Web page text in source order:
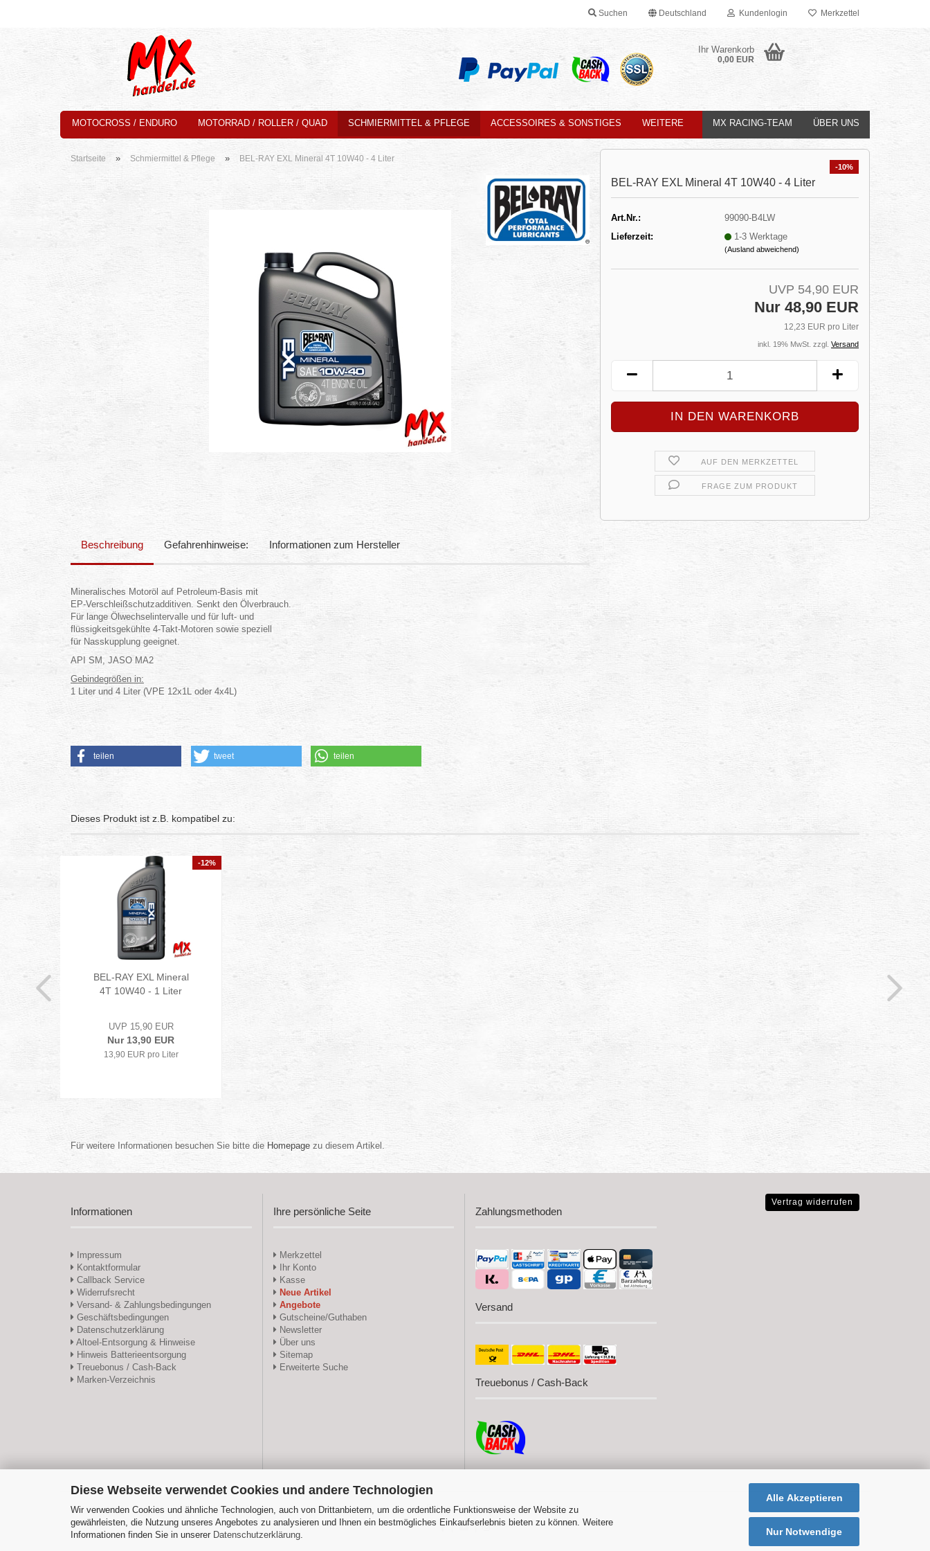
Diese Webseite verwendet Cookies und andere Technologien
Wir verwenden Cookies und ähnliche Technologien, auch von Drittanbietern, um die ordentliche Funktionsweise der Website zu
gewährleisten, die Nutzung unseres Angebotes zu analysieren und Ihnen ein bestmögliches Einkaufserlebnis bieten zu können. Weitere
Informationen finden Sie in unserer Datenschutzerklärung
Alle Akzeptieren
Nur Notwendige
Suchen Deutschland Kundenlogin Merkzettel
Ihr Warenkorb
0,00 EUR
MOTOCROSS / ENDURO MOTORRAD / ROLLER / QUAD SCHMIERMITTEL & PFLEGE ACCESSOIRES & SONSTIGES MX RACING-TEAM ÜBER UNS
WEITERE
Startseite » Schmiermittel & Pflege » BEL-RAY EXL Mineral 4T 10W40 - 4 Liter
-10%
BEL-RAY EXL Mineral 4T 10W40 - 4 Liter
Art.Nr.:
99090-B4LW
Lieferzeit:
1-3 Werktage
(Ausland abweichend)
UVP 54,90 EUR
Nur 48,90 EUR
12,23 EUR pro Liter
inkl. 19% MwSt. zzgl. Versand
AUF DEN MERKZETTEL
FRAGE ZUM PRODUKT
Beschreibung Gefahrenhinweise: Informationen zum Hersteller
Mineralisches Motoröl auf Petroleum-Basis mit
EP-Verschleißschutzadditiven. Senkt den Ölverbrauch.
Für lange Ölwechselintervalle und für luft- und
flüssigkeitsgekühlte 4-Takt-Motoren sowie speziell
für Nasskupplung geeignet.
API SM, JASO MA2
Gebindegrößen in:
1 Liter und 4 Liter (VPE 12x1L oder 4x4L)
teilen tweet teilen
Dieses Produkt ist z.B. kompatibel zu:
-12%
BEL-RAY EXL Mineral
4T 10W40 - 1 Liter
UVP 15,90 EUR
Nur 13,90 EUR
13,90 EUR pro Liter
Für weitere Informationen besuchen Sie bitte die Homepage zu diesem Artikel.
Informationen
Impressum
Kontaktformular
Callback Service
Widerrufsrecht
Versand- & Zahlungsbedingungen
Geschäftsbedingungen
Datenschutzerklärung
Altoel-Entsorgung & Hinweise
Hinweis Batterieentsorgung
Treuebonus / Cash-Back
Marken-Verzeichnis
Ihre persönliche Seite
Merkzettel
Ihr Konto
Kasse
Neue Artikel
Angebote
Gutscheine/Guthaben
Newsletter
Über uns
Sitemap
Erweiterte Suche
Zahlungsmethoden
Versand
Treuebonus / Cash-Back
Vertrag widerrufen
Folgen Sie uns auf:
|
|